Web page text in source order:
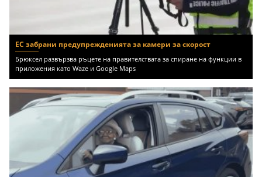
ЕС забрани предупрежденията за камери за скорост
Брюксел развързва ръцете на правителствата за спиране на функции в
приложения като Waze и Google Maps